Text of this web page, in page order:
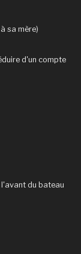
sa mère)
d'un compte
du bateau